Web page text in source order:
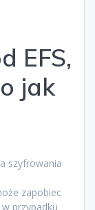
EFS,
jak
szyfrowania
zapobiec
przypadku